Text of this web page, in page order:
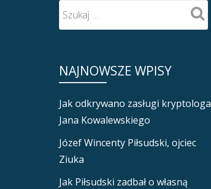
NAJNOWSZE WPISY
Jak odkrywano zasługi kryptologa
Jana Kowalewskiego
Józef Wincenty Piłsudski, ojciec
Ziuka
Jak Piłsudski zadbał o własną